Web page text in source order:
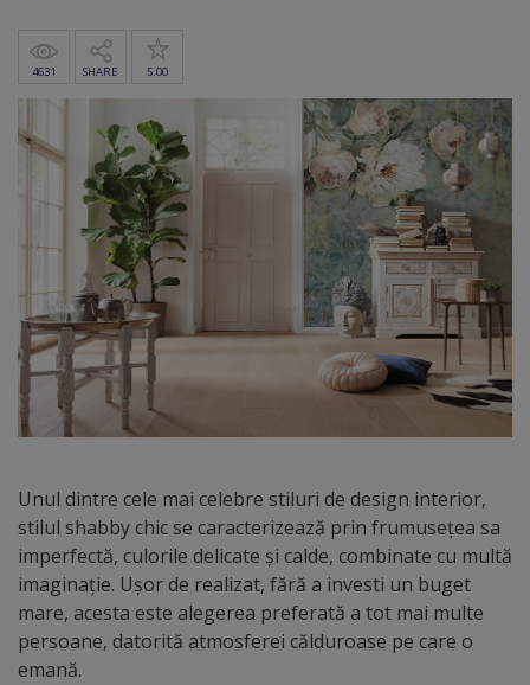
4631 SHARE 5.00
Unul dintre cele mai celebre stiluri de design interior,
stilul shabby chic se caracterizează prin frumusețea sa
imperfectă, culorile delicate și calde, combinate cu multă
imaginație. Ușor de realizat, fără a investi un buget
mare, acesta este alegerea preferată a tot mai multe
persoane, datorită atmosferei călduroase pe care o
emană.